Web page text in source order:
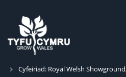
Cyfeiriad: Royal Welsh